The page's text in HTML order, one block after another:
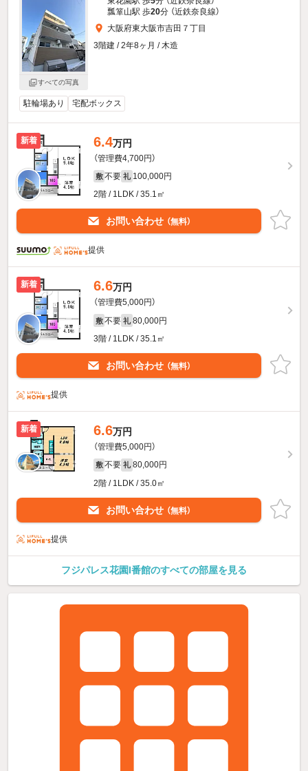
すべての写真
瓢箪山駅 歩20分 （近鉄奈良線）
大阪府東大阪市吉田７丁目
3階建 / 2年8ヶ月 / 木造
駐輪場あり 宅配ボックス
新着 6.4万円
（管理費4,700円）
敷 不要 礼 100,000円
2階 / 1LDK / 35.1㎡
お問い合わせ （無料）
提供
新着 6.6万円
（管理費5,000円）
敷 不要 礼 80,000円
3階 / 1LDK / 35.1㎡
お問い合わせ （無料）
提供
新着 6.6万円
（管理費5,000円）
敷 不要 礼 80,000円
2階 / 1LDK / 35.0㎡
お問い合わせ （無料）
提供
フジパレス花園I番館のすべての部屋を見る